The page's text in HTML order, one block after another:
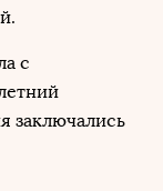
с
заключались